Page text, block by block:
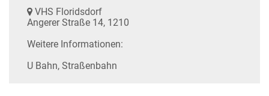
VHS Floridsdorf
Angerer Straße 14, 1210
Weitere Informationen:
U Bahn, Straßenbahn